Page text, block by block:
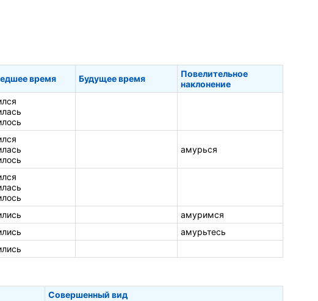
время Будущее время
Повелительное
наклонение
амурься
амуримся
амурьтесь
Совершенный вид